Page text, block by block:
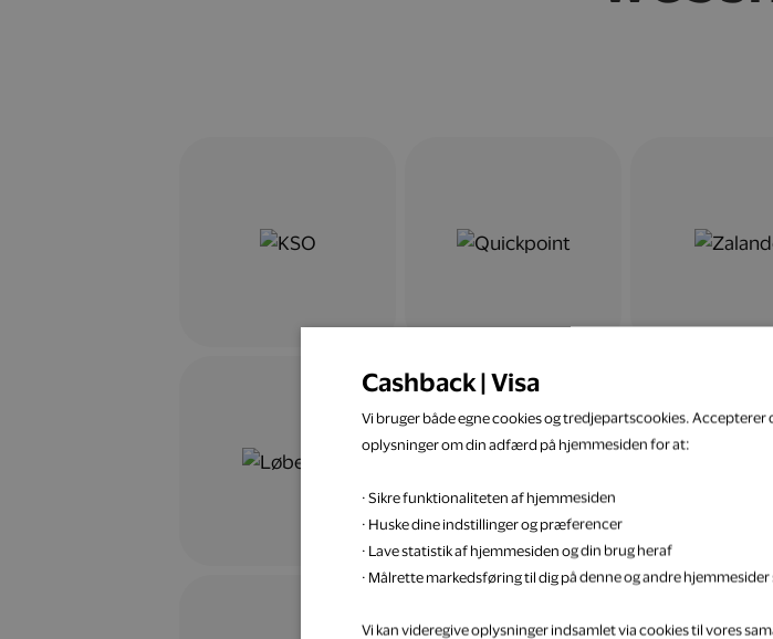
Cashback | Visa
Vi bruger både egne cookies og tredjepartscookies. Accepterer
oplysninger om din adfærd på hjemmesiden for at:
· Sikre funktionaliteten af hjemmesiden
· Huske dine indstillinger og præferencer
· Lave statistik af hjemmesiden og din brug heraf
· Målrette markedsføring til dig på denne og andre
Vi kan videregive oplysninger indsamlet via cookies til vores